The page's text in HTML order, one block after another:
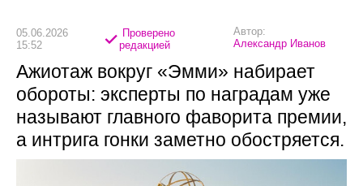
05.06.2026
15:52
Проверено
редакцией
Автор:
Александр Иванов
Ажиотаж вокруг «Эмми» набирает
обороты: эксперты по наградам уже
называют главного фаворита премии,
а интрига гонки заметно обостряется.